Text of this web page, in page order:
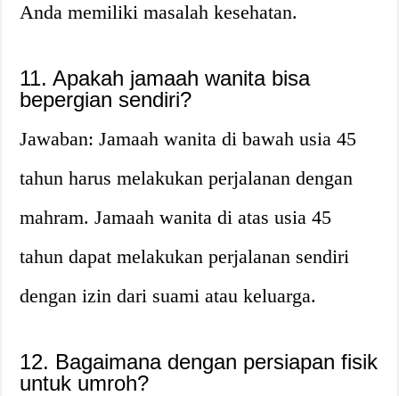
Anda memiliki masalah kesehatan.
11. Apakah jamaah wanita bisa
bepergian sendiri?
Jawaban: Jamaah wanita di bawah usia 45
tahun harus melakukan perjalanan dengan
mahram. Jamaah wanita di atas usia 45
tahun dapat melakukan perjalanan sendiri
dengan izin dari suami atau keluarga.
12. Bagaimana dengan persiapan fisik
untuk umroh?